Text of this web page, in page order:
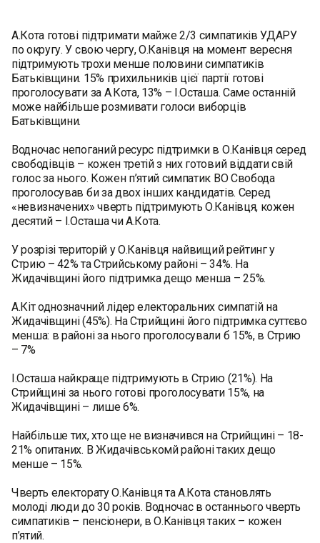
А.Кота готові підтримати майже 2/3 симпатиків УДАРУ
по округу. У свою чергу, О.Канівця на момент вересня
підтримують трохи менше половини симпатиків
Батьківщини. 15% прихильників цієї партії готові
проголосувати за А.Кота, 13% – І.Осташа. Саме останній
може найбільше розмивати голоси виборців
Батьківщини.
Водночас непоганий ресурс підтримки в О.Канівця серед
свободівців – кожен третій з них готовий віддати свій
голос за нього. Кожен п’ятий симпатик ВО Свобода
проголосував би за двох інших кандидатів. Серед
«невизначених» чверть підтримують О.Канівця, кожен
десятий – І.Осташа чи А.Кота.
У розрізі територій у О.Канівця найвищий рейтинг у
Стрию – 42% та Стрийському районі – 34%. На
Жидачівщині його підтримка дещо менша – 25%.
А.Кіт однозначний лідер електоральних симпатій на
Жидачівщині (45%). На Стрийщині його підтримка суттєво
менша: в районі за нього проголосували б 15%, в Стрию
– 7%
І.Осташа найкраще підтримують в Стрию (21%). На
Стрийщині за нього готові проголосувати 15%, на
Жидачівщині – лише 6%.
Найбільше тих, хто ще не визначився на Стрийщині – 18-
21% опитаних. В Жидачівськомй районі таких дещо
менше – 15%.
Чверть електорату О.Канівця та А.Кота становлять
молоді люди до 30 років. Водночас в останнього чверть
симпатиків – пенсіонери, в О.Канівця таких – кожен
п’ятий.